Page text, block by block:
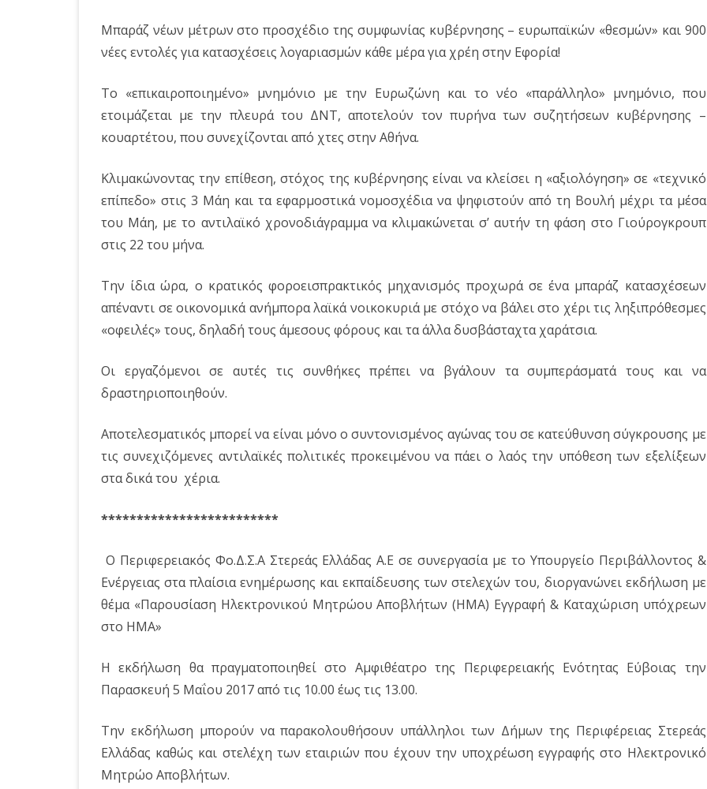
Δ. ΣΤΥΛΙΔΑΣ
ΕΠΙΣΤΗΜΗ
ΑΘΛΗΤΙΣΜΟΣ
ΕΥΡΩΠΑΪΚΗ ΕΝΩΣΗ
ΑΝΑΔΡΟΜΕΣ ΣΤΗΝ
ΠΡΟΣΦΑΤΗ ΙΣΤΟΡΙΑ
της
Οικονομικής
της
Περιφέρειας
Μπαράζ νέων μέτρων στο προσχέδιο της συμφωνίας κυβέρνησης – ευρωπαϊκών «θεσμών» και 900
νέες εντολές για κατασχέσεις λογαριασμών κάθε μέρα για χρέη στην Εφορία!
Το «επικαιροποιημένο» μνημόνιο με την Ευρωζώνη και το νέο «παράλληλο» μνημόνιο, που
ετοιμάζεται με την πλευρά του ΔΝΤ, αποτελούν τον πυρήνα των συζητήσεων κυβέρνησης –
κουαρτέτου, που συνεχίζονται από χτες στην Αθήνα.
Κλιμακώνοντας την επίθεση, στόχος της κυβέρνησης είναι να κλείσει η «αξιολόγηση» σε «τεχνικό
επίπεδο» στις 3 Μάη και τα εφαρμοστικά νομοσχέδια να ψηφιστούν από τη Βουλή μέχρι τα μέσα
του Μάη, με το αντιλαϊκό χρονοδιάγραμμα να κλιμακώνεται σ’ αυτήν τη φάση στο Γιούρογκρουπ
στις 22 του μήνα.
Την ίδια ώρα, ο κρατικός φοροεισπρακτικός μηχανισμός προχωρά σε ένα μπαράζ κατασχέσεων
απέναντι σε οικονομικά ανήμπορα λαϊκά νοικοκυριά με στόχο να βάλει στο χέρι τις ληξιπρόθεσμες
«οφειλές» τους, δηλαδή τους άμεσους φόρους και τα άλλα δυσβάσταχτα χαράτσια.
Οι εργαζόμενοι σε αυτές τις συνθήκες πρέπει να βγάλουν τα συμπεράσματά τους και να
δραστηριοποιηθούν.
Αποτελεσματικός μπορεί να είναι μόνο ο συντονισμένος αγώνας του σε κατεύθυνση σύγκρουσης με
τις συνεχιζόμενες αντιλαϊκές πολιτικές προκειμένου να πάει ο λαός την υπόθεση των εξελίξεων
στα δικά του χέρια.
*************************
Ο Περιφερειακός Φο.Δ.Σ.Α Στερεάς Ελλάδας Α.Ε σε συνεργασία με το Υπουργείο Περιβάλλοντος &
Ενέργειας στα πλαίσια ενημέρωσης και εκπαίδευσης των στελεχών του, διοργανώνει εκδήλωση με
θέμα «Παρουσίαση Ηλεκτρονικού Μητρώου Αποβλήτων (ΗΜΑ) Εγγραφή & Καταχώριση υπόχρεων
στο ΗΜΑ»
Η εκδήλωση θα πραγματοποιηθεί στο Αμφιθέατρο της Περιφερειακής Ενότητας Εύβοιας την
Παρασκευή 5 Μαΐου 2017 από τις 10.00 έως τις 13.00.
Την εκδήλωση μπορούν να παρακολουθήσουν υπάλληλοι των Δήμων της Περιφέρειας Στερεάς
Ελλάδας καθώς και στελέχη των εταιριών που έχουν την υποχρέωση εγγραφής στο Ηλεκτρονικό
Μητρώο Αποβλήτων.